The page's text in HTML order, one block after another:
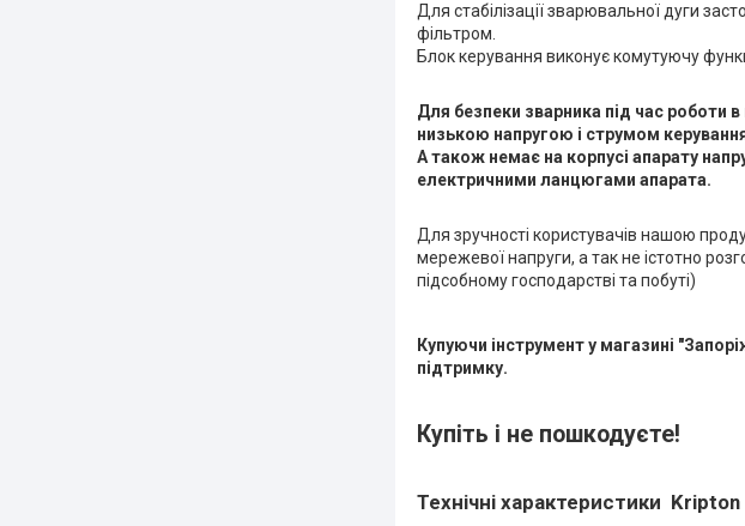
Для стабілізації зварювальної дуги
фільтром.
Блок керування виконує комутуючу
Для безпеки зварника під час роботи
низькою напругою і струмом
А також немає на корпусі апарату
електричними ланцюгами апарата.
Для зручності користувачів нашою
мережевої напруги, а так не істотно
підсобному господарстві та побуті)
Купуючи інструменту магазині
підтримку.
Купіть і не пошкодуєте!
Технічні характеристики